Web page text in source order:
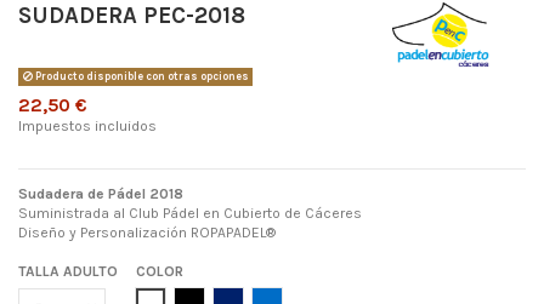
SUDADERA PEC-2018
Producto disponible con otras opciones
22,50 €
Impuestos incluidos
Sudadera de Pádel 2018
Suministrada al Club Pádel en Cubierto de Cáceres
Diseño y Personalización ROPAPADEL®
TALLA ADULTO
COLOR